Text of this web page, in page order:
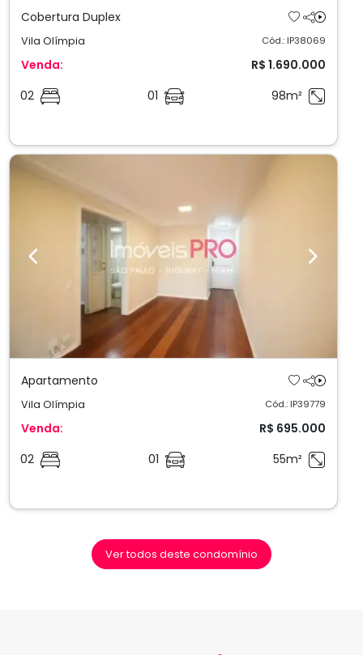
Cobertura Duplex
Vila Olímpia Cód.: IP38069
Venda:
R$ 1.690.000
02
01 98m²
Previous Next
Apartamento
Vila Olímpia Cód.: IP39779
Venda:
R$ 695.000
02
01 55m²
Ver todos deste condomínio